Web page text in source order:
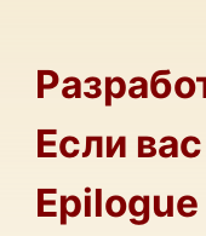
Конфигуратор
Если